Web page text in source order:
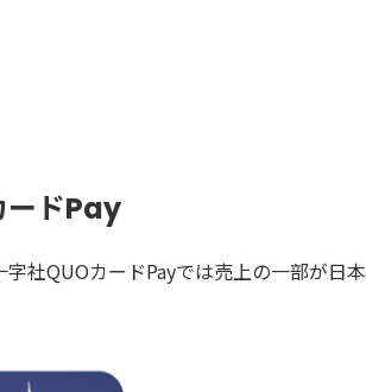
ードPay
社QUOカードPayでは売上の一部が